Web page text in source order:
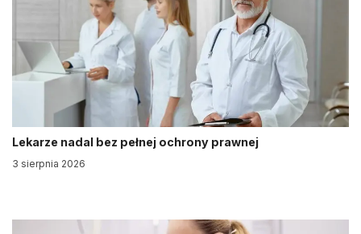
Lekarze nadal bez pełnej ochrony prawnej
3 sierpnia 2026